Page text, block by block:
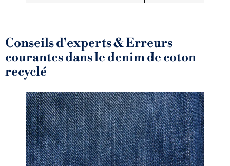
Conseils d'experts & Erreurs
courantes dans le denim de coton
recyclé